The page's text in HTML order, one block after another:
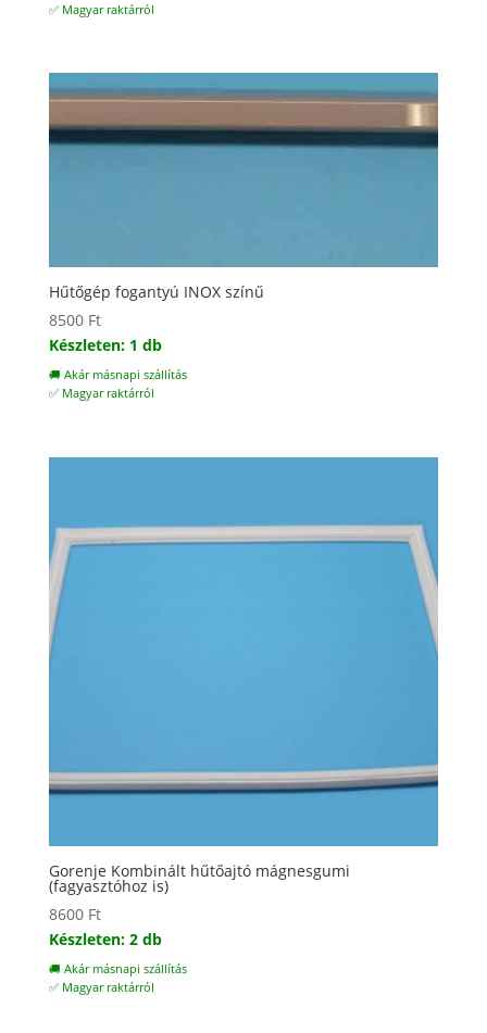
✅ Magyar raktárról
Hűtőgép fogantyú INOX színű
8500 Ft
Készleten: 1 db
🚚 Akár másnapi szállítás
✅ Magyar raktárról
Gorenje Kombinált hűtőajtó mágnesgumi
(fagyasztóhoz is)
8600 Ft
Készleten: 2 db
🚚 Akár másnapi szállítás
✅ Magyar raktárról